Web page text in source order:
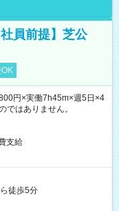
員前提】芝公
円×実働7h45m×週5日×4
はありません。
支給
徒歩5分